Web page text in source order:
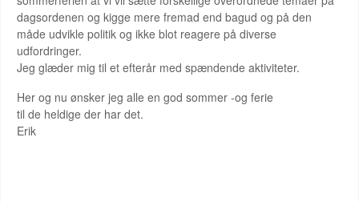
dagsordenen og kigge mere fremad end bagud og på den
måde udvikle politik og ikke blot reagere på diverse
udfordringer.
Jeg glæder mig til et efterår med spændende aktiviteter.
Her og nu ønsker jeg alle en god sommer -og ferie
til de heldige der har det.
Erik